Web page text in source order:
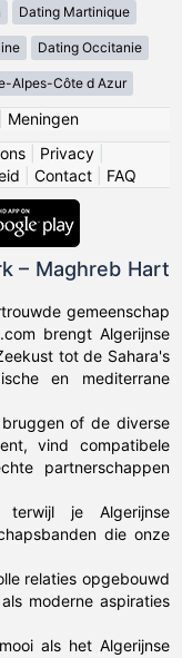
Dating Martinique
Dating Occitanie
Alpes-Côte d Azur
Meningen
Privacy
Contact FAQ
– Maghreb Hart
gemeenschap
brengt Algerijnse
tot de Sahara's
en mediterrane
of de diverse
vind compatibele
partnerschappen
je Algerijnse
die onze
relaties opgebouwd
moderne aspiraties
als het Algerijnse